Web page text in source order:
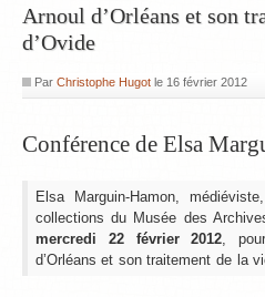
Arnoul d’Orléans et son
d’Ovide
Par Christophe Hugotle 16 février 2012
Conférence de Elsa
Elsa Marguin-Hamon,
collections du Musée des
mercredi 22 février 2012 ,
d’Orléans et son traitement de la